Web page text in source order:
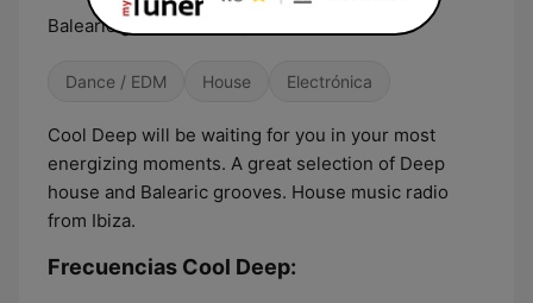
Balearic grooves & deep house radio.
Dance / EDM House Electrónica
Cool Deep will be waiting for you in your most
energizing moments. A great selection of Deep
house and Balearic grooves. House music radio
from Ibiza.
Frecuencias Cool Deep: